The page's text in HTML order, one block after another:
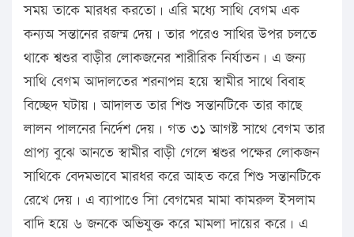
সময় তাকে মারধর করতো। এরি মধ্যে সাথি বেগম এক
কন্যঅ সন্তানের রজন্ম দেয়। তার পরেও সাথির উপর চলতে
থাকে শ্বশুর বাড়ীর লোকজনের শারীরিক নির্যাতন। এ জন্য
সাথি বেগম আদালতের শরনাপন্ন হয়ে স্বামীর সাথে বিবাহ
বিচ্ছেদ ঘটায়। আদালত তার শিশু সন্তানটিকে তার কাছে
লালন পালনের নির্দেশ দেয়। গত ৩১ আগষ্ট সাথে বেগম তার
প্রাপ্য বুঝে আনতে স্বামীর বাড়ী গেলে শ্বশুর পক্ষের লোকজন
সাথিকে বেদমভাবে মারধর করে আহত করে শিশু সন্তানটিকে
রেখে দেয়। এ ব্যাপাওে সাি বেগমের মামা কামরুল ইসলাম
বাদি হয়ে ৬ জনকে অভিযুক্ত করে মামলা দায়ের করে। এ